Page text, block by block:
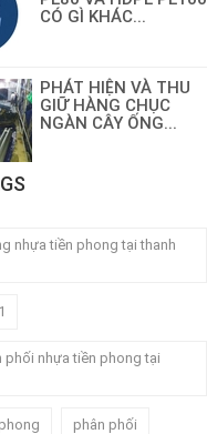
CÓ GÌ KHÁC...
PHÁT HIỆN VÀ THU
GIỮ HÀNG CHỤC
NGÀN CÂY ỐNG...
nhựa tiền phong tại thanh
phối nhựa tiền phong tại
phân phối